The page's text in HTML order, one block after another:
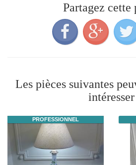
Partagez cette
Les pièces suivantes
intéresser
PROFESSIONNEL